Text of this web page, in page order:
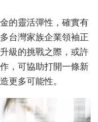
的靈活彈性，確實有
台灣家族企業領袖正
級的挑戰之際，或許
，可協助打開一條新
更多可能性。